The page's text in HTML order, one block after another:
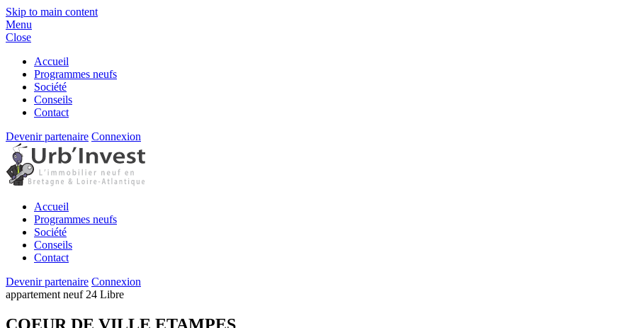
Skip to main content
Menu
Close
Accueil
Programmes neufs
Société
Conseils
Contact
Devenir partenaire Connexion
Accueil
Programmes neufs
Société
Conseils
Contact
Devenir partenaire Connexion
appartement neuf24 Libre